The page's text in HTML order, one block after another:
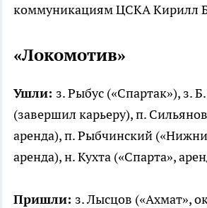
коммуникациям ЦСКА Кирилл
«Локомотив»
Ушли: з. Рыбус («Спартак»), з.
(завершил карьеру), п.
аренда), п. Рыбчинский
аренда), н. Кухта («Спарта»,
Пришли: з. Лысцов («Ахмат»,